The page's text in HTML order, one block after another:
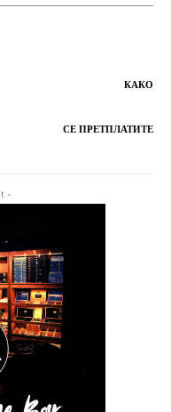
КАКО
СЕ ПРЕТПЛАТИТЕ
-